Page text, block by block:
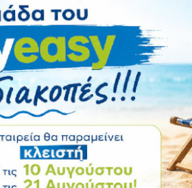
ΕΙΔΗ CAMPING
Αρχική ΕΙΔΗ CAMPING
Σκηνές
αξεσουάρ για να γίνει η διαμονή